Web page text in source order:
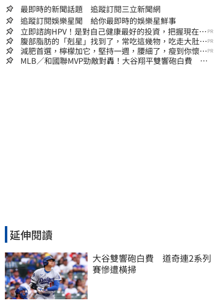
最即時的新聞話題 追蹤訂閱三立新聞網
追蹤訂閱娛樂星聞 給你最即時的娛樂星鮮事
立即諮詢HPV！是對自己健康最好的投資，把握現在不
嫌晚！
PR
腹部脂肪的「剋星」找到了，常吃這幾物，吃走大肚
囊，瘦出小蠻腰
PR
減肥首選，檸檬加它，堅持一週，腰細了，瘦到你懷疑
人生
PR
MLB／和國聯MVP勁敵對轟！大谷翔平雙響砲白費 道
延伸閱讀
大谷雙響砲白費　道奇連2系列
賽慘遭橫掃